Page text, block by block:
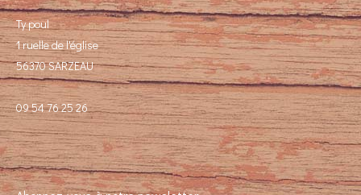
Ty poul
1 ruelle de l'église
56370 SARZEAU
09 54 76 25 26